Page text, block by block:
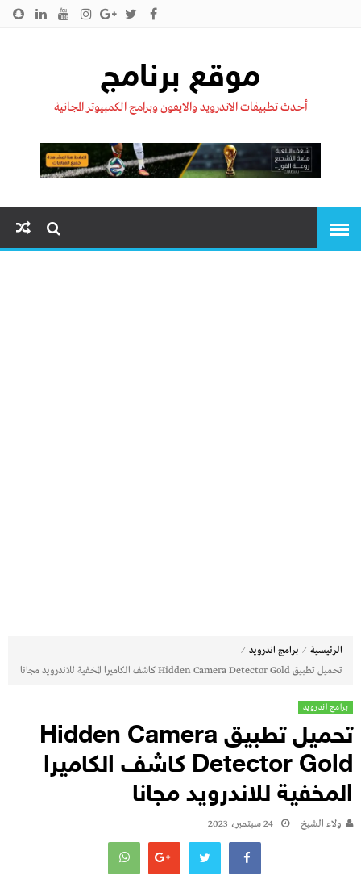
موقع برنامج
أحدث تطبيقات الاندرويد والايفون وبرامج الكمبيوتر المجانية
الرئيسية ⁄ برامج اندرويد ⁄
تحميل تطبيق Hidden Camera Detector Gold كاشف الكاميرا المخفية للاندرويد مجانا
برامج اندرويد
تحميل تطبيق Hidden Camera
Detector Gold كاشف الكاميرا
المخفية للاندرويد مجانا
ولاء الشيخ 24 سبتمبر، 2023